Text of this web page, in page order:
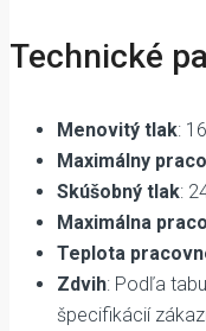
Technické
Menovitý tlak:
Maximálny
Skúšobný tlak:
Maximálna
Teplota
Zdvih: Podľa
špecifikácií